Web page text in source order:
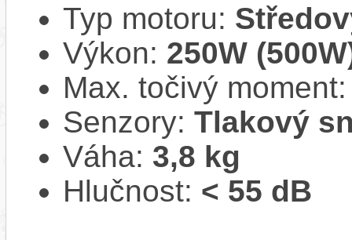
Typ motoru:
Výkon: 250W
Max. točivý
Senzory: Tlakový
Váha: 3,8 kg
Hlučnost: < 55 dB